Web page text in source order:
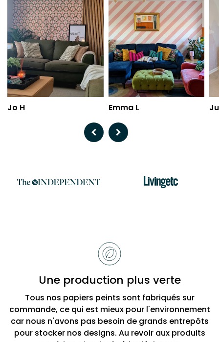
Jo H Emma L
PreviousNext
BobbiUne production plus verte
Tous nos papiers peints sont fabriqués sur
commande, ce qui est mieux pour l'environnement
car nous n'avons pas besoin de grands entrepôts
pour stocker nos designs. Au revoir aux produits